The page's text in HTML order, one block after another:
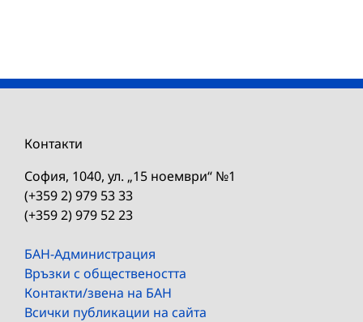
Контакти
София, 1040, ул. „15 ноември“ №1
(+359 2) 979 53 33
(+359 2) 979 52 23
БАН-Администрация
Връзки с обществеността
Контакти/звена на БАН
Всички публикации на сайта